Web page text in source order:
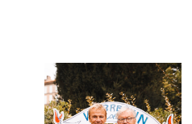
T-shirt
Vedi tutti i Abbigliamento